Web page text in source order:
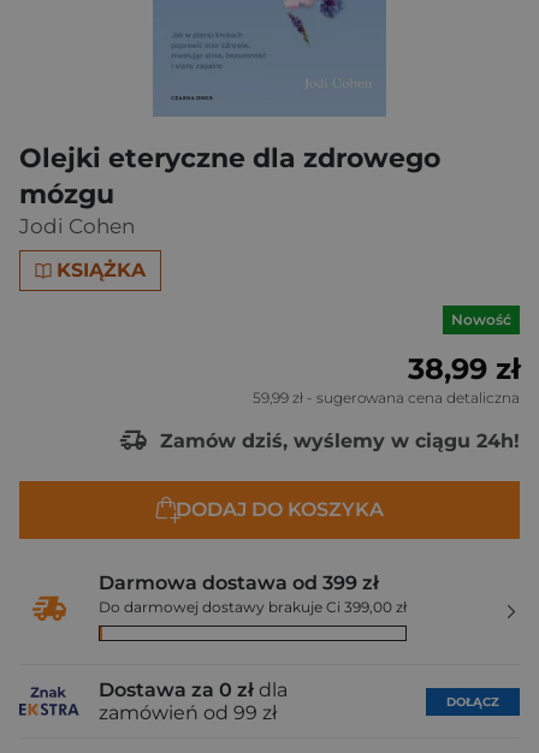
Olejki eteryczne dla zdrowego
mózgu
Jodi Cohen
KSIĄŻKA
Nowość
38,99 zł
59,99 zł - sugerowana cena detaliczna
Zamów dziś, wyślemy w ciągu 24h!
DODAJ DO KOSZYKA
Darmowa dostawa od 399 zł
Do darmowej dostawy brakuje Ci 399,00 zł
Dostawa za 0 zł dla
zamówień od 99 zł
DOŁĄCZ